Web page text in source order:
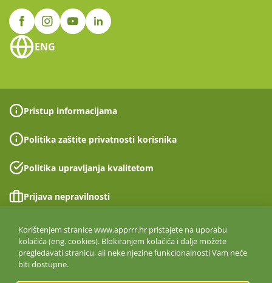
ENG
Pristup informacijama
Politika zaštite privatnosti korisnika
Politika upravljanja kvalitetom
Prijava nepravilnosti
Izjava o pristupačnosti
Politika informacijske sigurnosti
Korištenjem stranice www.apprrr.hr pristajete na uporabu
kolačića (eng. cookies). Blokiranjem kolačića i dalje možete
pregledavati stranicu, ali neke njezine funkcionalnosti Vam neće
biti dostupne.